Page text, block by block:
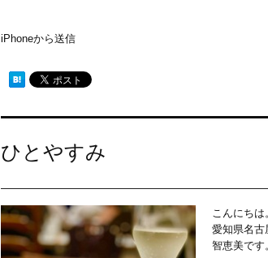
iPhoneから送信
ひとやすみ
こんにちは
愛知県名古
智恵美です